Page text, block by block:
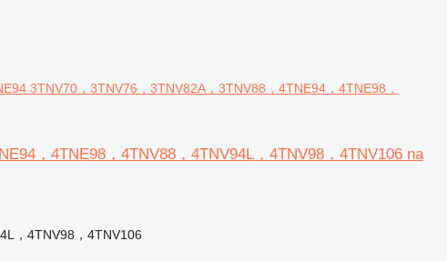
3TNV70，3TNV76，3TNV82A，3TNV88，4TNE94，4TNE98，
，4TNE98，4TNV88，4TNV94L，4TNV98，4TNV106 na
，4TNV98，4TNV106